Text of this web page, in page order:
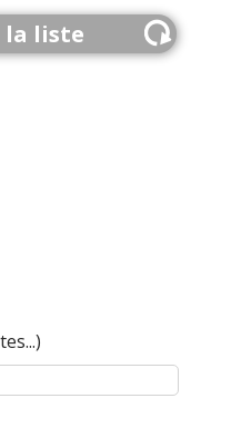
)
- 140000
2003, pack
la liste